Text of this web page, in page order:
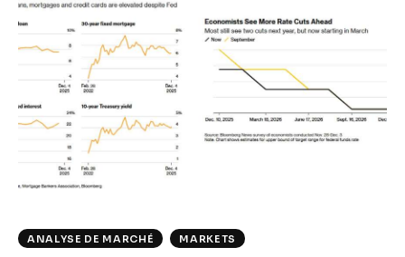
ANALYSE DE MARCHÉ MARKETS